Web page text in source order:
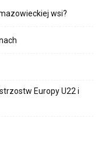
wsi?
Europy U22 i